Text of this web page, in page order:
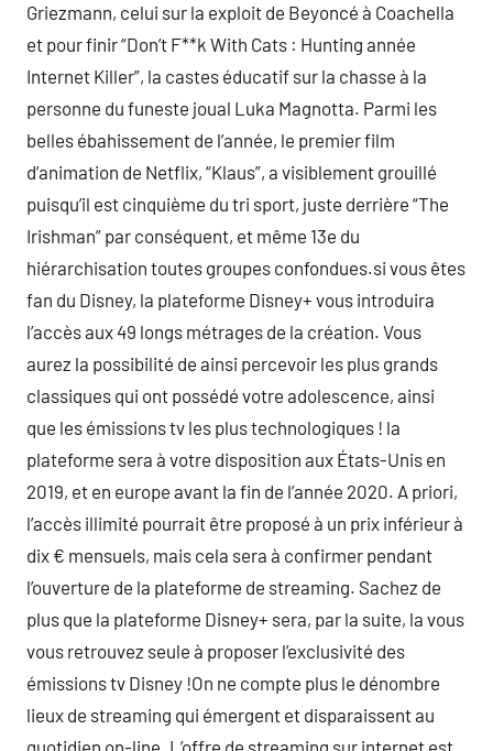
Griezmann, celui sur la exploit de Beyoncé à Coachella
et pour finir “Don’t F**k With Cats : Hunting année
Internet Killer”, la castes éducatif sur la chasse à la
personne du funeste joual Luka Magnotta. Parmi les
belles ébahissement de l’année, le premier film
d’animation de Netflix, “Klaus”, a visiblement grouillé
puisqu’il est cinquième du tri sport, juste derrière “The
Irishman” par conséquent, et même 13e du
hiérarchisation toutes groupes confondues.si vous êtes
fan du Disney, la plateforme Disney+ vous introduira
l’accès aux 49 longs métrages de la création. Vous
aurez la possibilité de ainsi percevoir les plus grands
classiques qui ont possédé votre adolescence, ainsi
que les émissions tv les plus technologiques ! la
plateforme sera à votre disposition aux États-Unis en
2019, et en europe avant la fin de l’année 2020. A priori,
l’accès illimité pourrait être proposé à un prix inférieur à
dix € mensuels, mais cela sera à confirmer pendant
l’ouverture de la plateforme de streaming. Sachez de
plus que la plateforme Disney+ sera, par la suite, la vous
vous retrouvez seule à proposer l’exclusivité des
émissions tv Disney !On ne compte plus le dénombre
lieux de streaming qui émergent et disparaissent au
quotidien on-line. L’offre de streaming sur internet est